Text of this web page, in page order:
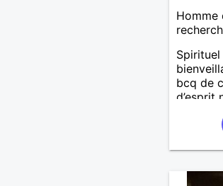
Homme
bcq de
d’esprit
même